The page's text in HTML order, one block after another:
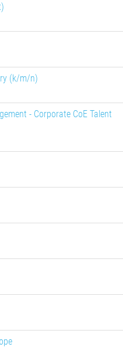
(k/m/n)
- Corporate CoE Talent